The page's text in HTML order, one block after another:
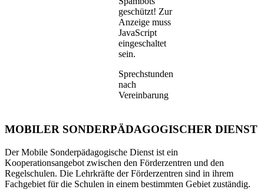
geschützt! Zur
Anzeige muss
JavaScript
eingeschaltet
sein.
Sprechstunden
nach
Vereinbarung
MOBILER SONDERPÄDAGOGISCHER DIENST
Der Mobile Sonderpädagogische Dienst ist ein
Kooperationsangebot zwischen den Förderzentren und den
Regelschulen. Die Lehrkräfte der Förderzentren sind in ihrem
Fachgebiet für die Schulen in einem bestimmten Gebiet zuständig.